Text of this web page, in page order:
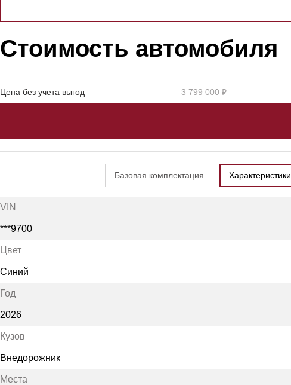
Стоимость автомобиля
Цена без учета выгод 3 799 000 ₽
Базовая комплектация Характеристики
VIN
***9700
Цвет
Синий
Год
2026
Кузов
Внедорожник
Места